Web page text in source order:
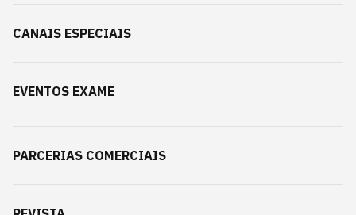
CANAIS ESPECIAIS
EVENTOS EXAME
PARCERIAS COMERCIAIS